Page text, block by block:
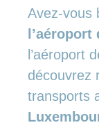
Avez-vous
l’aéroport
découvrez
transports